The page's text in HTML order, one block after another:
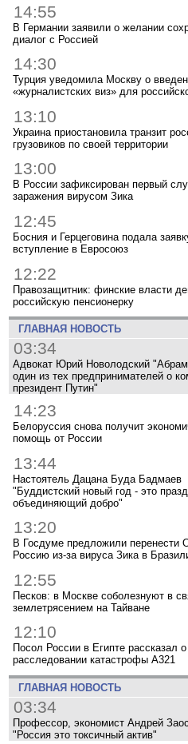
14:55
В Германии заявили о желании
диалог с Россией
14:30
Турция уведомила Москву о
«журналистских виз» для
13:10
Украина приостановила транзит
грузовиков по своей территории
13:00
В России зафиксирован первый
заражения вирусом Зика
12:45
Босния и Герцеговина подала
вступление в Евросоюз
12:22
Правозащитник: финские власти
российскую пенсионерку
ГЛАВНАЯ НОВОСТЬ
03:34
Адвокат Юрий Новолодский
один из тех предпринимателей о
президент Путин"
14:23
Белоруссия снова получит
помощь от России
13:44
Настоятель Дацана Буда Бадмаев
"Буддистский новый год - это
объединяющий добро"
13:20
В Госдуме предложили перенести
Россию из-за вируса Зика в
12:55
Песков: в Москве соболезнуют в
землетрясением на Тайване
12:10
Посол России в Египте рассказал о
расследовании катастрофы A321
ГЛАВНАЯ НОВОСТЬ
03:34
Профессор, экономист Андрей
"Россия это токсичный актив"